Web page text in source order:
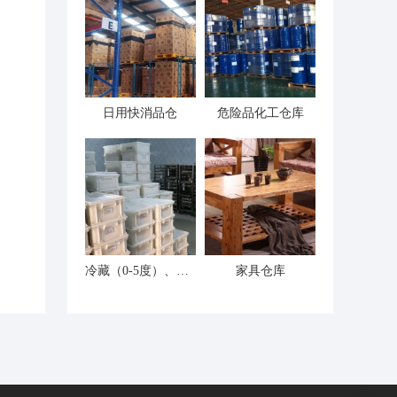
日用快消品仓 危险品化工仓库
冷藏（0-5度）、冷冻仓（-18度） 家具仓库